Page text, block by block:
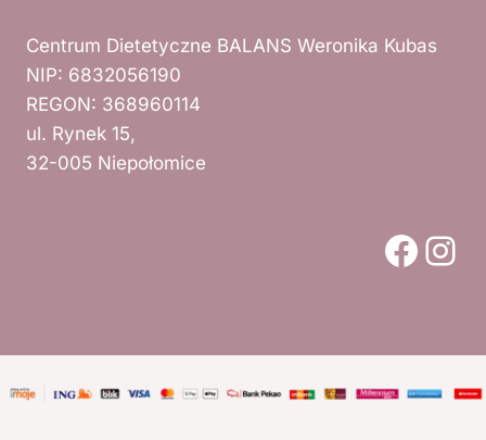
Centrum Dietetyczne BALANS Weronika Kubas
NIP: 6832056190
REGON: 368960114
ul. Rynek 15,
32-005 Niepołomice